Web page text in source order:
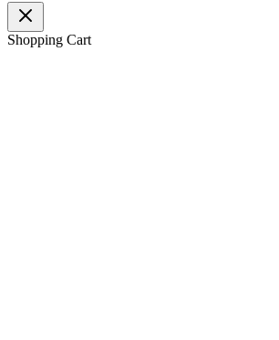
Shopping Cart